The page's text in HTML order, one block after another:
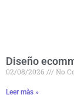
Diseño
02/08/2026 No
Leer màs »